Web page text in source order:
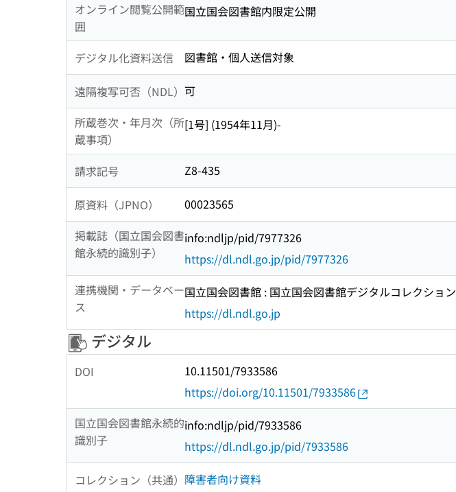
オンライン閲覧公開範
囲
国立国会図書館内限定公開
デジタル化資料送信 図書館・個人送信対象
遠隔複写可否（NDL） 可
所蔵巻次・年月次（所
蔵事項）
[1号] (1954年11月)-
請求記号 Z8-435
原資料（JPNO）
00023565
掲載誌（国立国会図書
館永続的識別子）
info:ndljp/pid/7977326
https://dl.ndl.go.jp/pid/7977326
連携機関・データベー
ス
国立国会図書館 : 国立国会図書館デジタルコレクション
https://dl.ndl.go.jp
デジタル
DOI
10.11501/7933586
https://doi.org/10.11501/7933586
国立国会図書館永続的
識別子
info:ndljp/pid/7933586
https://dl.ndl.go.jp/pid/7933586
コレクション（共通） 障害者向け資料